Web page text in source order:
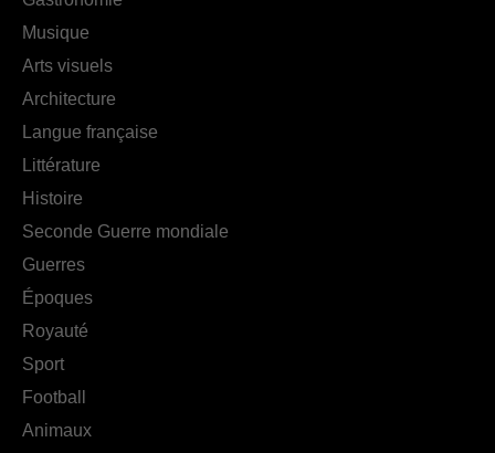
Musique
Arts visuels
Architecture
Langue française
Littérature
Histoire
Seconde Guerre mondiale
Guerres
Époques
Royauté
Sport
Football
Animaux